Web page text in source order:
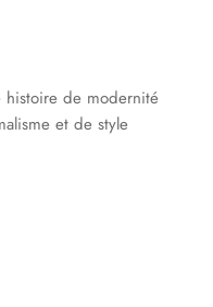
histoire de modernité
et de style